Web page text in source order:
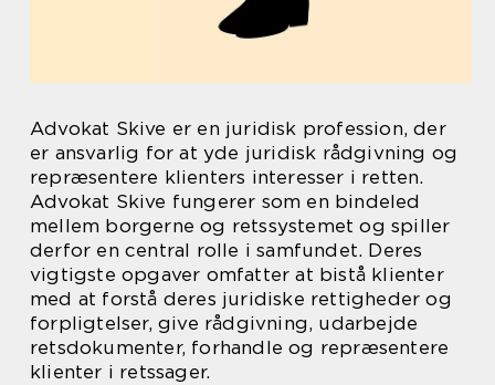
Advokat Skive er en juridisk profession, der
er ansvarlig for at yde juridisk rådgivning og
repræsentere klienters interesser i retten.
Advokat Skive fungerer som en bindeled
mellem borgerne og retssystemet og spiller
derfor en central rolle i samfundet. Deres
vigtigste opgaver omfatter at bistå klienter
med at forstå deres juridiske rettigheder og
forpligtelser, give rådgivning, udarbejde
retsdokumenter, forhandle og repræsentere
klienter i retssager.